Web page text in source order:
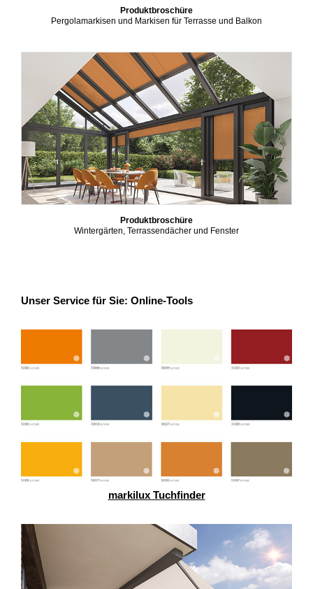
Produktbroschüre
Pergolamarkisen und Markisen für Terrasse und Balkon
Produktbroschüre
Wintergärten, Terrassendächer und Fenster
Unser Service für Sie: Online-Tools
markilux Tuchfinder